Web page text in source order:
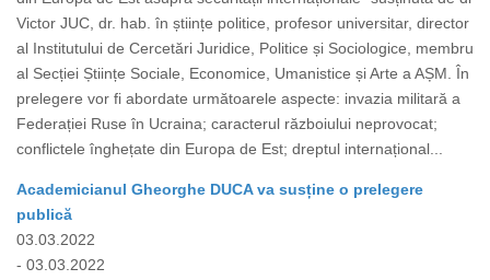
Victor JUC, dr. hab. în științe politice, profesor universitar, director
al Institutului de Cercetări Juridice, Politice și Sociologice, membru
al Secției Științe Sociale, Economice, Umanistice și Arte a AȘM. În
prelegere vor fi abordate următoarele aspecte: invazia militară a
Federației Ruse în Ucraina; caracterul războiului neprovocat;
conflictele înghețate din Europa de Est; dreptul internațional...
Academicianul Gheorghe DUCA va susține o prelegere
publică
03.03.2022
- 03.03.2022